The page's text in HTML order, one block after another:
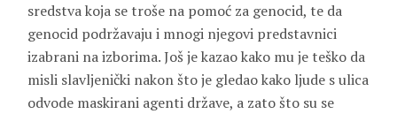
sredstva koja se troše na pomoć za genocid, te da
genocid podržavaju i mnogi njegovi predstavnici
izabrani na izborima. Još je kazao kako mu je teško da
misli slavljenički nakon što je gledao kako ljude s ulica
odvode maskirani agenti države, a zato što su se